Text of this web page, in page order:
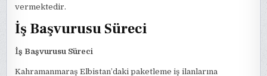
vermektedir.
İş Başvurusu Süreci
İş Başvurusu Süreci
Kahramanmaraş Elbistan’daki paketleme iş ilanlarına